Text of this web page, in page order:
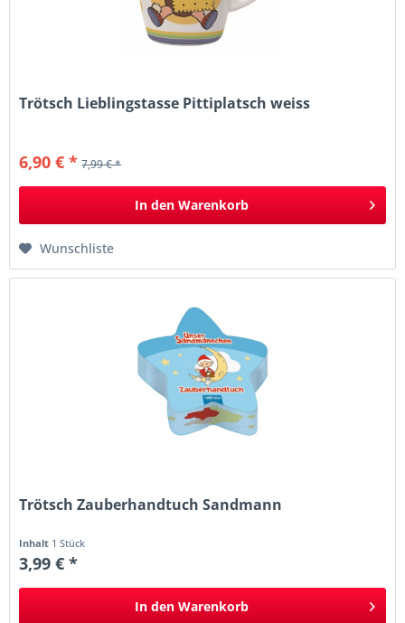
Trötsch Lieblingstasse Pittiplatsch weiss
6,90 € * 7,99 € *
In den Warenkorb
Wunschliste
Trötsch Zauberhandtuch Sandmann
Inhalt 1 Stück
3,99 € *
In den Warenkorb